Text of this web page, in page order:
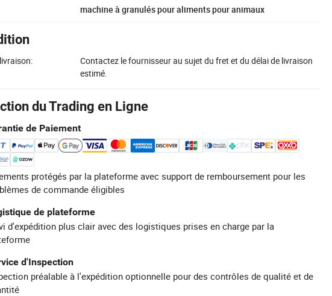
machine à granulés pour aliments pour animaux
Contactez le fournisseur au sujet du fret et du délai de livraison
estimé.
du Trading en Ligne
de Paiement
protégés par la plateforme avec support de remboursement pour les
de commande éligibles
de plateforme
d'expédition plus clair avec des logistiques prises en charge par la
d'Inspection
préalable à l'expédition optionnelle pour des contrôles de qualité et de